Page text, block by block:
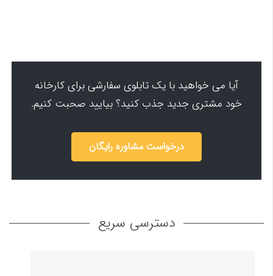
آیا می خواهید با یک تابلوی سفارشی برای کارخانه
خود مشتری جدید جذب کنید؟ بیایید صحبت کنیم.
درخواست مشاوره رایگان
دسترسی سریع